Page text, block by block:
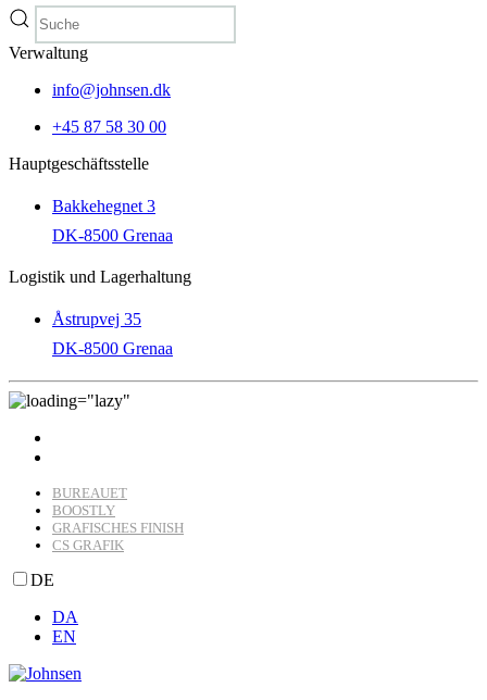
Verwaltung
info@johnsen.dk
+45 87 58 30 00
Hauptgeschäftsstelle
Bakkehegnet 3
DK-8500 Grenaa
Logistik und Lagerhaltung
Åstrupvej 35
DK-8500 Grenaa
BUREAUET
BOOSTLY
GRAFISCHES FINISH
CS GRAFIK
DE
DA
EN